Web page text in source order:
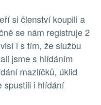
si členství koupili a
se nám registruje 2
i s tím, že službu
jsme s hlídáním
mazlíčků, úklid
spustili i hlídání